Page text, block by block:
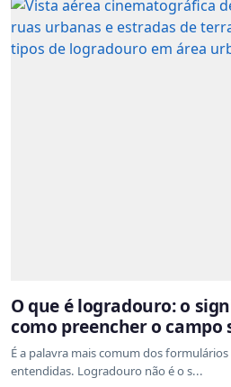
O que é logradouro: o
como preencher o campo
É a palavra mais comum dos
entendidas. Logradouro não é o s...